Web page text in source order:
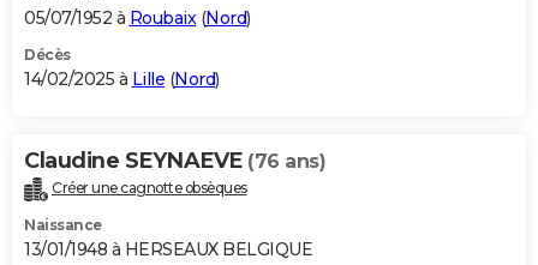
05/07/1952 à Roubaix(Nord)
Décès
14/02/2025 à Lille (Nord)
Claudine SEYNAEVE (76 ans)
Créer une cagnotte obsèques
Naissance
13/01/1948 à HERSEAUX BELGIQUE